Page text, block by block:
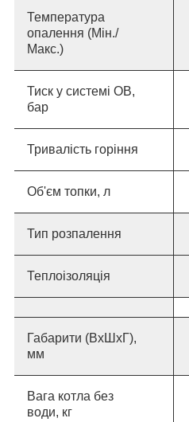
Температура
опалення (Мін./
Макс.)
Тиск у системі ОВ,
бар
Тривалість горіння
Об'єм топки, л
Тип розпалення
Теплоізоляція
Габарити (ВхШхГ),
мм
Вага котла без
води, кг